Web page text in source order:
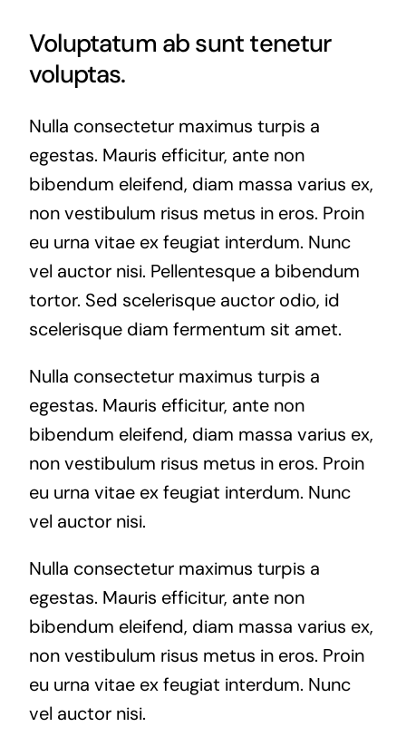
Voluptatum ab sunt tenetur
voluptas.
Nulla consectetur maximus turpis a
egestas. Mauris efficitur, ante non
bibendum eleifend, diam massa varius ex,
non vestibulum risus metus in eros. Proin
eu urna vitae ex feugiat interdum. Nunc
vel auctor nisi. Pellentesque a bibendum
tortor. Sed scelerisque auctor odio, id
scelerisque diam fermentum sit amet.
Nulla consectetur maximus turpis a
egestas. Mauris efficitur, ante non
bibendum eleifend, diam massa varius ex,
non vestibulum risus metus in eros. Proin
eu urna vitae ex feugiat interdum. Nunc
vel auctor nisi.
Nulla consectetur maximus turpis a
egestas. Mauris efficitur, ante non
bibendum eleifend, diam massa varius ex,
non vestibulum risus metus in eros. Proin
eu urna vitae ex feugiat interdum. Nunc
vel auctor nisi.